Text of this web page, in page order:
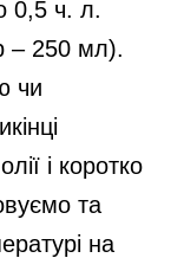
0,5 ч. л.
– 250 мл).
чи
і коротко
та
на